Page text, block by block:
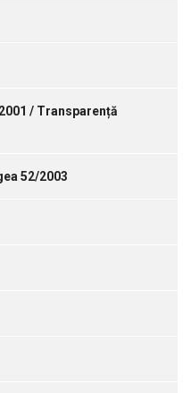
/ Transparență
52/2003